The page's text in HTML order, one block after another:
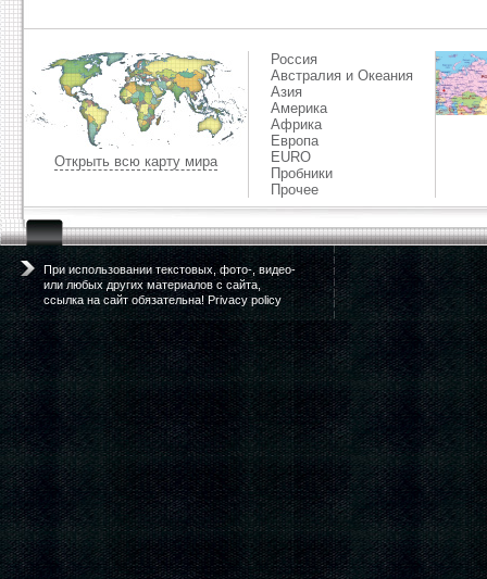
Открыть всю карту мира
Россия
Австралия и Океания
Азия
Америка
Африка
Европа
EURO
Пробники
Прочее
При использовании текстовых, фото-, видео-
или любых других материалов с сайта,
ссылка на сайт обязательна! Privacy policy